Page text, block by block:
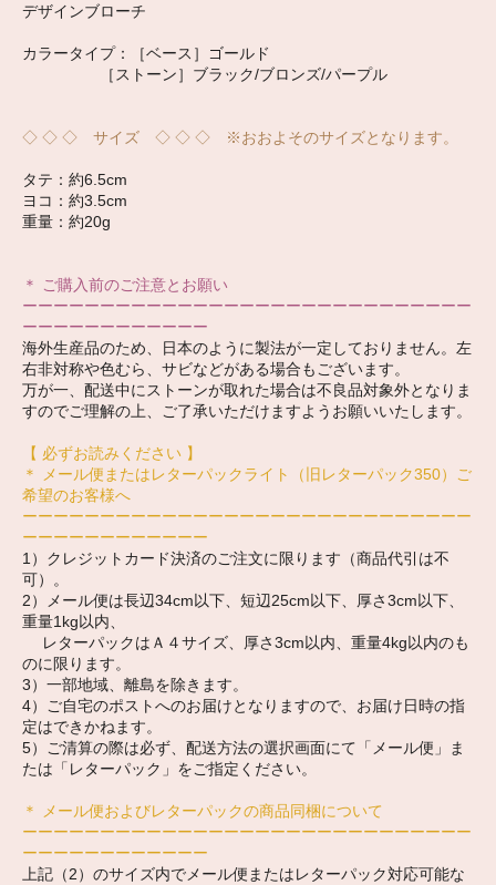
デザインブローチ
カラータイプ：［ベース］ゴールド
［ストーン］ブラック/ブロンズ/パープル
◇ ◇ ◇ サイズ ◇ ◇ ◇ ※おおよそのサイズとなります。
タテ：約6.5cm
ヨコ：約3.5cm
重量：約20g
＊ ご購入前のご注意とお願い
ーーーーーーーーーーーーーーーーーーーーーーーーーーーーー
ーーーーーーーーーーーー
海外生産品のため、日本のように製法が一定しておりません。左
右非対称や色むら、サビなどがある場合もございます。
万が一、配送中にストーンが取れた場合は不良品対象外となりま
すのでご理解の上、ご了承いただけますようお願いいたします。
【 必ずお読みください 】
＊ メール便またはレターパックライト（旧レターパック350）ご
希望のお客様へ
ーーーーーーーーーーーーーーーーーーーーーーーーーーーーー
ーーーーーーーーーーーー
1）クレジットカード決済のご注文に限ります（商品代引は不
可）。
2）メール便は長辺34cm以下、短辺25cm以下、厚さ3cm以下、
重量1kg以内、
レターパックはＡ４サイズ、厚さ3cm以内、重量4kg以内のも
のに限ります。
3）一部地域、離島を除きます。
4）ご自宅のポストへのお届けとなりますので、お届け日時の指
定はできかねます。
5）ご清算の際は必ず、配送方法の選択画面にて「メール便」ま
たは「レターパック」をご指定ください。
＊ メール便およびレターパックの商品同梱について
ーーーーーーーーーーーーーーーーーーーーーーーーーーーーー
ーーーーーーーーーーーー
上記（2）のサイズ内でメール便またはレターパック対応可能な